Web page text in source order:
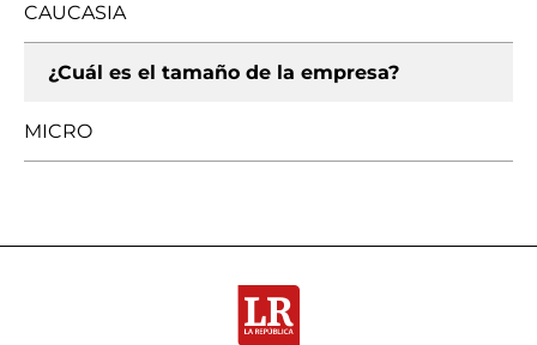
CAUCASIA
¿Cuál es el tamaño de la empresa?
MICRO